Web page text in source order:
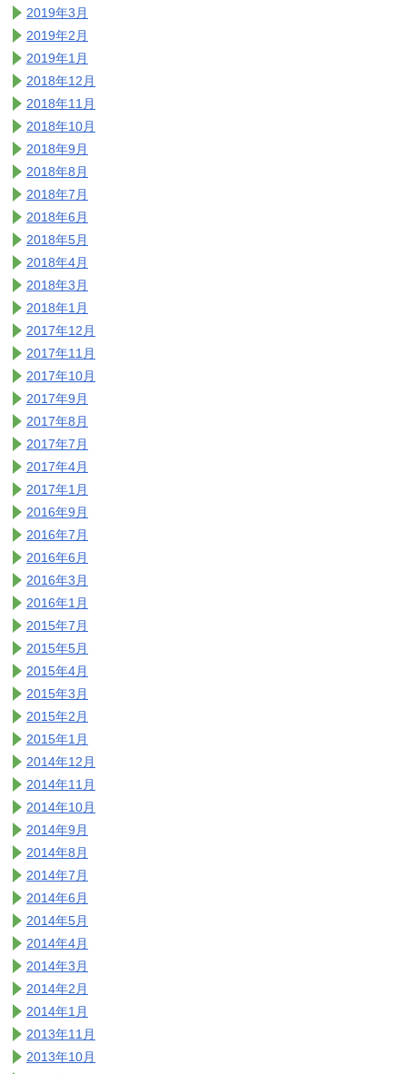
2019年3月
2019年2月
2019年1月
2018年12月
2018年11月
2018年10月
2018年9月
2018年8月
2018年7月
2018年6月
2018年5月
2018年4月
2018年3月
2018年1月
2017年12月
2017年11月
2017年10月
2017年9月
2017年8月
2017年7月
2017年4月
2017年1月
2016年9月
2016年7月
2016年6月
2016年3月
2016年1月
2015年7月
2015年5月
2015年4月
2015年3月
2015年2月
2015年1月
2014年12月
2014年11月
2014年10月
2014年9月
2014年8月
2014年7月
2014年6月
2014年5月
2014年4月
2014年3月
2014年2月
2014年1月
2013年11月
2013年10月